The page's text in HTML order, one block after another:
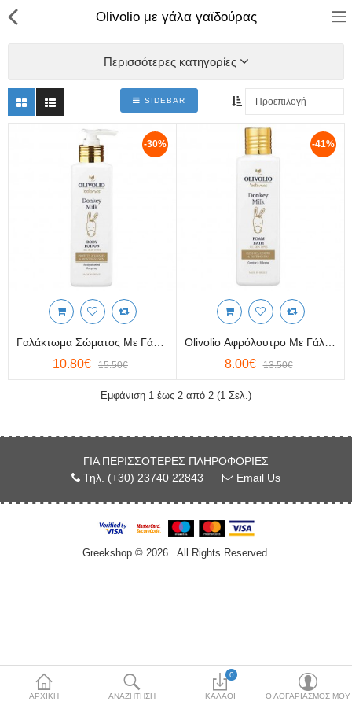
Αγάλματα
Αναπτήρες
Βιβλία - Ημερ/για - Χάρτες
Καλλυντικά
Κεραμικά Ελληνικά
Κόσμημα
Μπλούζες & Μάσκα
Μπρελόκ
Νομίσματα & Γραμματόσημα
Σφουγγάρια θαλάσσης
ΑΡΧΙΚΉ ΑΝΑΖΉΤΗΣΗ
0
ΚΑΛΆΘΙ Ο ΛΟΓΑΡΙΑΣΜΌΣ ΜΟΥ
Olivolio με γάλα γαϊδούρας
Περισσότερες κατηγορίες
SIDEBAR
-30%
10.80€ 15.50€
-41%
8.00€ 13.50€
Εμφάνιση 1 έως 2 από 2 (1 Σελ.)
ΓΙΑ ΠΕΡΙΣΣΌΤΕΡΕΣ ΠΛΗΡΟΦΟΡΊΕΣ
Τηλ. (+30) 23740 22843
Email Us
Greekshop © 2026 . All Rights Reserved.